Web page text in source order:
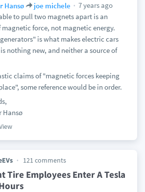
Hansø joe michele
7 years ago
to pull two magnets apart is an
magnetic force, not magnetic energy.
is what makes electric cars
nothing new, and neither a source of
claims of "magnetic forces keeping
some reference would be in order.
Hansø
121 comments
Tire Employees Enter A Tesla